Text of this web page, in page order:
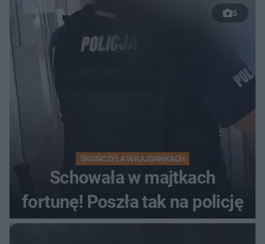
wyprzedzania zginął
kierowca auta
5
SKOŃCZYŁA W KAJDANKACH
Schowała w majtkach
fortunę! Poszła tak na policję